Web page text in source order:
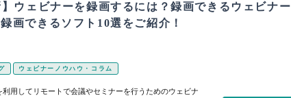
】ウェビナーを録画するには？録画できるウェビナー
画できるソフト10選をご紹介！
ウェビナーノウハウ・コラム
利用してリモートで会議やセミナーを行うためのウェビナ